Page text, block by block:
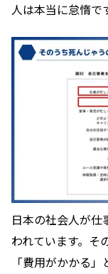
人は本当に怠惰で
日本の社会人が
われています。そ
「費用がかかる